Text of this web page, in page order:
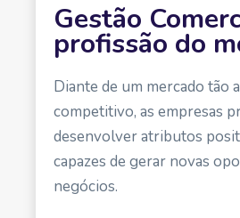
Gestão
profissão do
Diante de um mercado tão
competitivo, as empresas
desenvolver atributos
capazes de gerar novas
negócios.